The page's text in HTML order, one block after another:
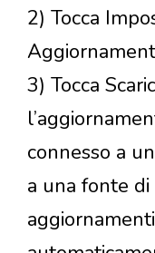
2) Tocca
3) Tocca
connesso a
a una fonte